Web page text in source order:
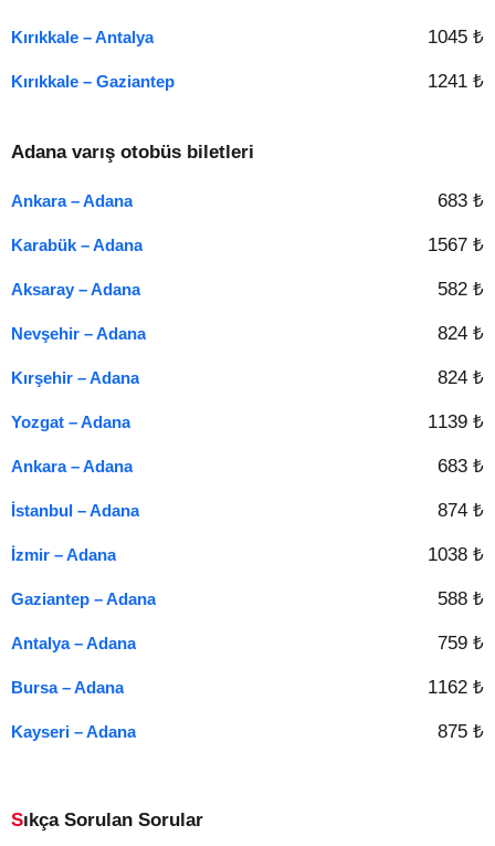
Kırıkkale – Antalya 1045 ₺
Kırıkkale – Gaziantep 1241 ₺
Adana varış otobüs biletleri
Ankara – Adana 683 ₺
Karabük – Adana 1567 ₺
Aksaray – Adana 582 ₺
Nevşehir – Adana 824 ₺
Kırşehir – Adana 824 ₺
Yozgat – Adana 1139 ₺
Ankara – Adana 683 ₺
İstanbul – Adana 874 ₺
İzmir – Adana 1038 ₺
Gaziantep – Adana 588 ₺
Antalya – Adana 759 ₺
Bursa – Adana 1162 ₺
Kayseri – Adana 875 ₺
Sıkça Sorulan Sorular